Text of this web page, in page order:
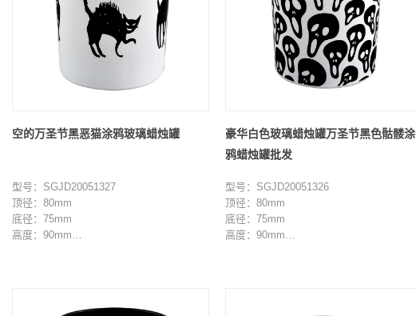
空的万圣节黑恶猫涂鸦玻璃蜡烛罐
型号：SGJD20051327
顶径：80mm
底径：75mm
高度：90mm
豪华白色玻璃蜡烛罐万圣节黑色骷髅涂
鸦蜡烛罐批发
型号：SGJD20051326
顶径：80mm
底径：75mm
高度：90mm